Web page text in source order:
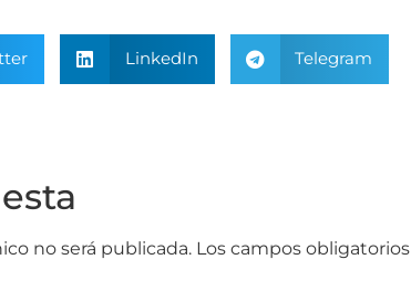
LinkedIn Telegram
no será publicada. Los campos obligatorios